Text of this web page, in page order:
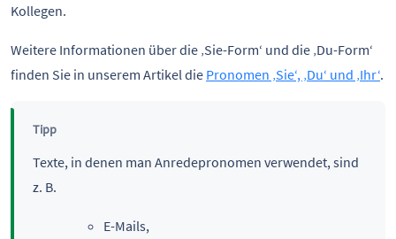
Kollegen.
Weitere Informationen über die ‚Sie-Form‘ und die ‚Du-Form‘
finden Sie in unserem Artikel die Pronomen ‚Sie‘, ‚Du‘ und ‚Ihr‘.
Tipp
Texte, in denen man Anredepronomen verwendet, sind
z. B.
E-Mails,